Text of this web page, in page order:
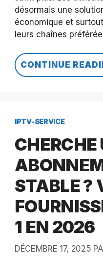
désormais une
économique et
leurs chaînes
CONTINUE
IPTV-SERVICE
CHERCHE
STABLE ?
1 EN 2026
DÉCEMBRE 17, 2025